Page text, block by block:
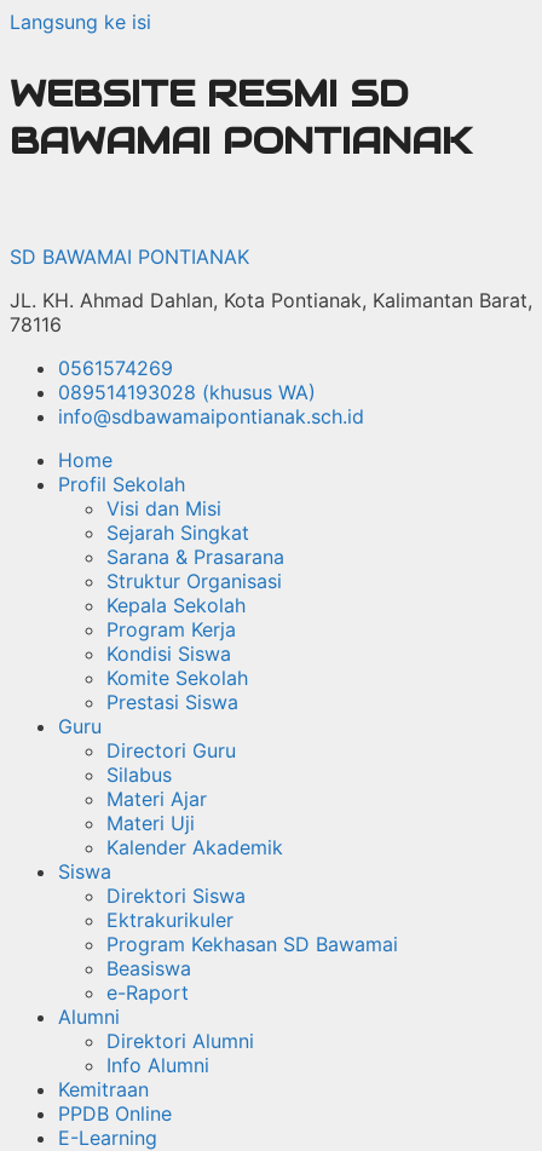
Langsung ke isi
WEBSITE RESMI SD
BAWAMAI PONTIANAK
SD BAWAMAI PONTIANAK
JL. KH. Ahmad Dahlan, Kota Pontianak, Kalimantan Barat,
78116
0561574269
089514193028 (khusus WA)
info@sdbawamaipontianak.sch.id
Home
Profil Sekolah
Visi dan Misi
Sejarah Singkat
Sarana & Prasarana
Struktur Organisasi
Kepala Sekolah
Program Kerja
Kondisi Siswa
Komite Sekolah
Prestasi Siswa
Guru
Directori Guru
Silabus
Materi Ajar
Materi Uji
Kalender Akademik
Siswa
Direktori Siswa
Ektrakurikuler
Program Kekhasan SD Bawamai
Beasiswa
e-Raport
Alumni
Direktori Alumni
Info Alumni
Kemitraan
PPDB Online
E-Learning